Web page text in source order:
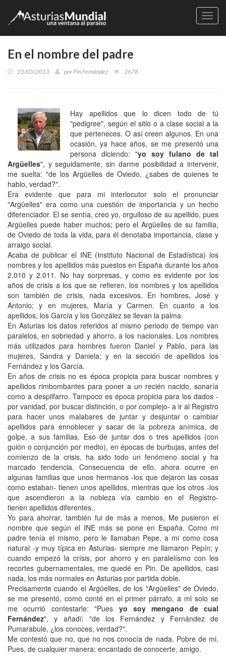
En el nombre del padre
25/05/2013 porPin Fernández 2678
Hay apellidos que lo dicen todo de tú
"pedigree", según el sitio o a clase social a la
que perteneces. O así creen algunos. En una
ocasión, ya hace años, se me presentó una
persona diciendo: "yo soy fulano de tal
Argüelles", y seguidamente, sin darme posibilidad a intervenir,
me suelta: "de los Argüelles de Oviedo, ¿sabes de quienes te
hablo, verdad?".
Era evidente que para mi interlocutor solo el pronunciar
"Argüelles" era como una cuestión de importancia y un hecho
diferenciador. El se sentía, creo yo, orgulloso de su apellido, pues
Argüelles puede haber muchos; pero el Argüelles de su familia,
de Oviedo de toda la vida, para él denotaba importancia, clase y
arraigo social.
Acaba de publicar el INE (Instituto Nacional de Estadística) los
nombres y los apellidos más puestos en España durante los años
2.010 y 2.011. No hay sorpresas, y como es evidente por los
años de crisis a los que se refieren, los nombres y los apellidos
son también de crisis, nada excesivos. En hombres, José y
Antonio; y en mujeres, María y Carmen. En cuanto a los
apellidos, los García y los González se llevan la palma.
En Asturias los datos referidos al mismo periodo de tiempo van
paralelos, en sobriedad y ahorro, a los nacionales. Los nombres
más utilizados para hombres fueron Daniel y Pablo, para las
mujeres, Sandra y Daniela; y en la sección de apellidos los
Fernández y los García.
En años de crisis no es época propicia para buscar nombres y
apellidos rimbombantes para poner a un recién nacido, sonaría
como a despilfarro. Tampoco es época propicia para los dados -
por vanidad, por buscar distinción, o por complejo- a ir al Registro
para hacer unos malabares de juntar y desjuntar o cambiar
apellidos para ennoblecer y sacar de la pobreza anímica, de
golpe, a sus familias. Eso de juntar dos o tres apellidos (con
guión o conjunción por medio), en épocas de burbujas, antes del
comienzo de la crisis, ha sido todo un fenómeno social y ha
marcado tendencia. Consecuencia de ello, ahora ocurre en
algunas familias que unos hermanos -los que dejaron las cosas
como estaban- tienen unos apellidos, mientras que los otros -los
que ascendieron a la nobleza vía cambio en el Registro-
tienen apellidos diferentes..
Yo para ahorrar, también fui de más a menos, Me pusieron el
nombre que según el INE más se pone en España. Como mi
padre tenía el mismo, pero le llamaban Pepe, a mi como cosa
natural -y muy típica en Asturias- siempre me llamaron Pepín; y
cuando empezó la crísis, por ahorro y en paralelísmo con los
recortes gubernamentales, me quedé en Pin. De apellidos, casi
nada, los más normales en Asturias por partida doble.
Precisamente cuando el Argüelles, de los "Argüelles" de Oviedo,
se me presentó, como conté en el primer párrafo, a mi solo se
me ocurrió contestarle: "Pues yo soy mengano de cual
Fernández", y añadí: "de los Fernández y Fernández de
Pumarabule, ¿los conoces, verdad?".
Me contestó que no, que no nos conocía de nada. Pobre de mi.
Pues, de cualquier manera: encantado de conocerte, amigo.